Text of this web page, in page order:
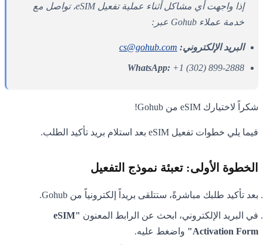
إذا واجهت أي مشاكل أثناء عملية تفعيل eSIM، تواصل مع
خدمة عملاء Gohub عبر:
البريد الإلكتروني: cs@gohub.com
WhatsApp: +1 (302) 899-2888
شكراً لاختيارك eSIM من Gohub!
فيما يلي خطوات تفعيل eSIM بعد استلام بريد تأكيد الطلب.
الخطوة الأولى: تعبئة نموذج التفعيل
بعد تأكيد طلبك مباشرةً، ستتلقى بريداً إلكترونياً من Gohub.
في البريد الإلكتروني، ابحث عن الرابط المعنون
"eSIM
Activation Form"
واضغط عليه.